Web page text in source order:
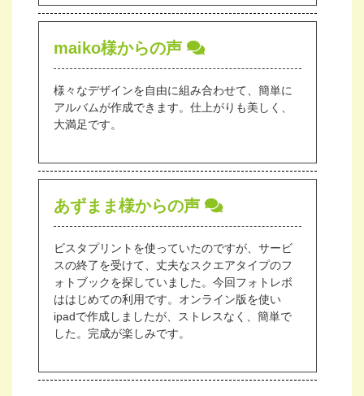
maiko様からの声
様々なデザインを自由に組み合わせて、簡単に
アルバムが作成できます。仕上がりも美しく、
大満足です。
あずまま様からの声
ビスタプリントを使っていたのですが、サービ
スの終了を受けて、丈夫なスクエアタイプのフ
ォトブックを探していました。今回フォトレボ
ははじめての利用です。オンライン版を使い
ipadで作成しましたが、ストレスなく、簡単で
した。完成が楽しみです。